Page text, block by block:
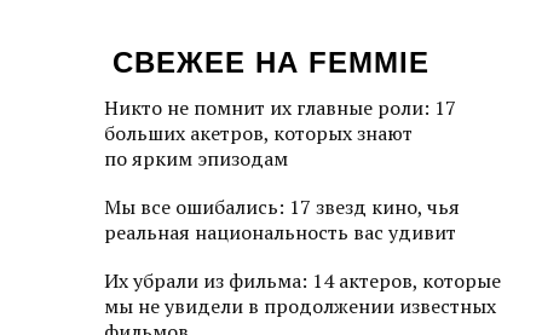
СВЕЖЕЕ НА FEMMIE
Никто не помнит их главные роли: 17
больших акетров, которых знают
по ярким эпизодам
Мы все ошибались: 17 звезд кино, чья
реальная национальность вас удивит
Их убрали из фильма: 14 актеров, которые
мы не увидели в продолжении известных